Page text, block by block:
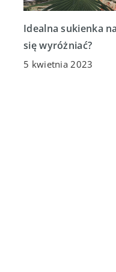
Idealna sukienka
się wyróżniać?
5 kwietnia 2023